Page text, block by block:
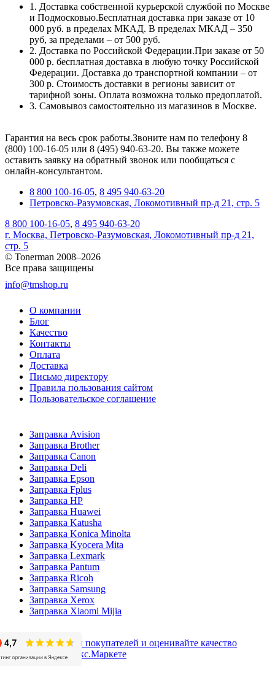
1. Доставка собственной курьерской службой по Москве
и Подмосковью.Бесплатная доставка при заказе от 10
000 руб. в пределах МКАД. В пределах МКАД – 350
руб, за пределами – от 500 руб.
2. Доставка по Российской Федерации.При заказе от 50
000 р. бесплатная доставка в любую точку Российской
Федерации. Доставка до транспортной компании – от
300 р. Стоимость доставки в регионы зависит от
тарифной зоны. Оплата возможна только предоплатой.
3. Самовывоз самостоятельно из магазинов в Москве.
Гарантия на весь срок работы.Звоните нам по телефону 8
(800) 100-16-05 или 8 (495) 940-63-20. Вы также можете
оставить заявку на обратный звонок или пообщаться с
онлайн-консультантом.
8 800 100-16-05, 8 495 940-63-20
Петровско-Разумовская, Локомотивный пр-д 21, стр. 5
8 800 100-16-05, 8 495 940-63-20
г. Москва, Петровско-Разумовская, Локомотивный пр-д 21,
стр. 5
© Tonerman 2008–2026
Все права защищены
info@tmshop.ru
О компании
Блог
Качество
Контакты
Оплата
Доставка
Письмо директору
Правила пользования сайтом
Пользовательское соглашение
Заправка Avision
Заправка Brother
Заправка Canon
Заправка Deli
Заправка Epson
Заправка Fplus
Заправка HP
Заправка Huawei
Заправка Katusha
Заправка Konica Minolta
Заправка Kyocera Mita
Заправка Lexmark
Заправка Pantum
Заправка Ricoh
Заправка Samsung
Заправка Xerox
Заправка Xiaomi Mijia